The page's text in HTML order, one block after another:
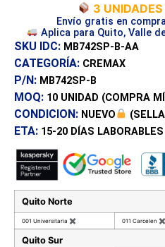
3
Envío gratis en
Aplica para Quito, Valle
SKU IDC: MB742SP-B-AA
CATEGORÍA: CREMAX
P/N: MB742SP-B
MOQ: 10 UNIDAD (COMPRA
CONDICION: NUEVO
ETA: 15-20 DÍAS
Quito Norte
001 Universitaria ✖ 011 Carcelen ✖
Quito Sur